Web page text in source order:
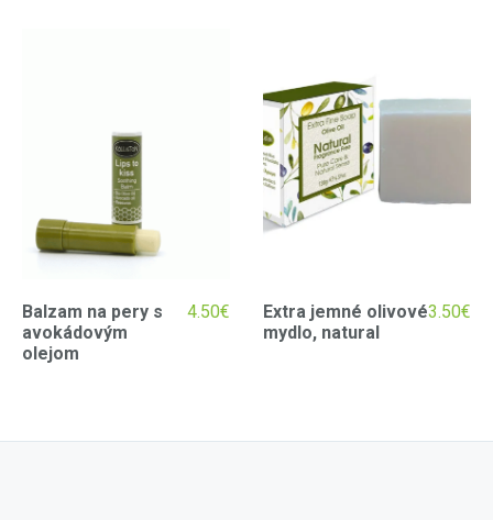
Balzam na pery s
avokádovým
olejom
4.50€
Extra jemné olivové
mydlo, natural
3.50€